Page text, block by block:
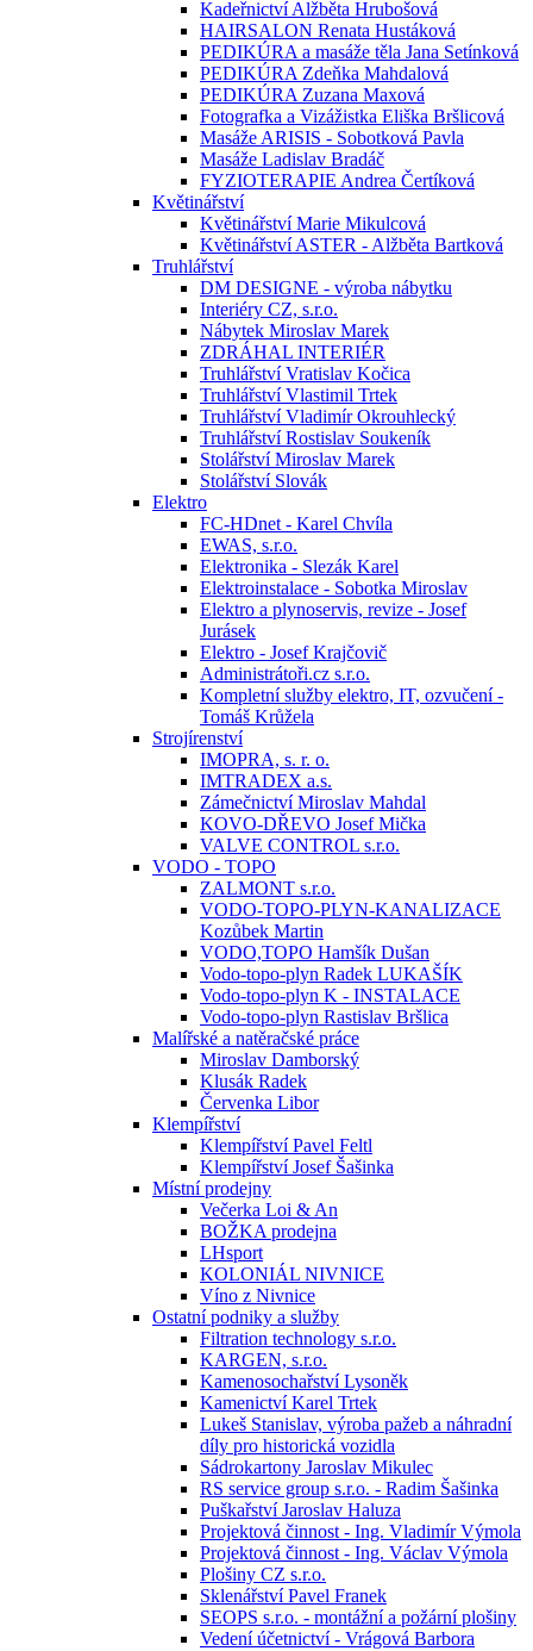
Kadeřnictví Alžběta Hrubošová
HAIRSALON Renata Hustáková
PEDIKÚRA a masáže těla Jana Setínková
PEDIKÚRA Zdeňka Mahdalová
PEDIKÚRA Zuzana Maxová
Fotografka a Vizážistka Eliška Bršlicová
Masáže ARISIS - Sobotková Pavla
Masáže Ladislav Bradáč
FYZIOTERAPIE Andrea Čertíková
Květinářství
Květinářství Marie Mikulcová
Květinářství ASTER - Alžběta Bartková
Truhlářství
DM DESIGNE - výroba nábytku
Interiéry CZ, s.r.o.
Nábytek Miroslav Marek
ZDRÁHAL INTERIÉR
Truhlářství Vratislav Kočica
Truhlářství Vlastimil Trtek
Truhlářství Vladimír Okrouhlecký
Truhlářství Rostislav Soukeník
Stolářství Miroslav Marek
Stolářství Slovák
Elektro
FC-HDnet - Karel Chvíla
EWAS, s.r.o.
Elektronika - Slezák Karel
Elektroinstalace - Sobotka Miroslav
Elektro a plynoservis, revize - Josef
Jurásek
Elektro - Josef Krajčovič
Administrátoři.cz s.r.o.
Kompletní služby elektro, IT, ozvučení -
Tomáš Krůžela
Strojírenství
IMOPRA, s. r. o.
IMTRADEX a.s.
Zámečnictví Miroslav Mahdal
KOVO-DŘEVO Josef Mička
VALVE CONTROL s.r.o.
VODO - TOPO
ZALMONT s.r.o.
VODO-TOPO-PLYN-KANALIZACE
Kozůbek Martin
VODO,TOPO Hamšík Dušan
Vodo-topo-plyn Radek LUKAŠÍK
Vodo-topo-plyn K - INSTALACE
Vodo-topo-plyn Rastislav Bršlica
Malířské a natěračské práce
Miroslav Damborský
Klusák Radek
Červenka Libor
Klempířství
Klempířství Pavel Feltl
Klempířství Josef Šašinka
Místní prodejny
Večerka Loi & An
BOŽKA prodejna
LHsport
KOLONIÁL NIVNICE
Víno z Nivnice
Ostatní podniky a služby
Filtration technology s.r.o.
KARGEN, s.r.o.
Kamenosochařství Lysoněk
Kamenictví Karel Trtek
Lukeš Stanislav, výroba pažeb a náhradní
díly pro historická vozidla
Sádrokartony Jaroslav Mikulec
RS service group s.r.o. - Radim Šašinka
Puškařství Jaroslav Haluza
Projektová činnost - Ing. Vladimír Výmola
Projektová činnost - Ing. Václav Výmola
Plošiny CZ s.r.o.
Sklenářství Pavel Franek
SEOPS s.r.o. - montážní a požární plošiny
Vedení účetnictví - Vrágová Barbora